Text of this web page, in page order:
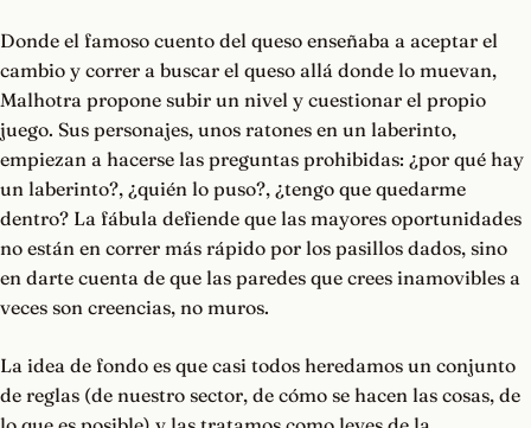
Donde el famoso cuento del queso enseñaba a aceptar el
cambio y correr a buscar el queso allá donde lo muevan,
Malhotra propone subir un nivel y cuestionar el propio
juego. Sus personajes, unos ratones en un laberinto,
empiezan a hacerse las preguntas prohibidas: ¿por qué hay
un laberinto?, ¿quién lo puso?, ¿tengo que quedarme
dentro? La fábula defiende que las mayores oportunidades
no están en correr más rápido por los pasillos dados, sino
en darte cuenta de que las paredes que crees inamovibles a
veces son creencias, no muros.
La idea de fondo es que casi todos heredamos un conjunto
de reglas (de nuestro sector, de cómo se hacen las cosas, de